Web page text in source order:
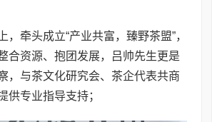
，牵头成立“产业共富，臻野茶盟”，
合资源、抱团发展，吕帅先生更是
，与茶文化研究会、茶企代表共商
供专业指导支持；